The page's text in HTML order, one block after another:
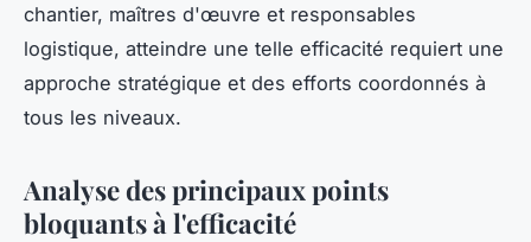
chantier, maîtres d'œuvre et responsables
logistique, atteindre une telle efficacité requiert une
approche stratégique et des efforts coordonnés à
tous les niveaux.
Analyse des principaux points
bloquants à l'efficacité